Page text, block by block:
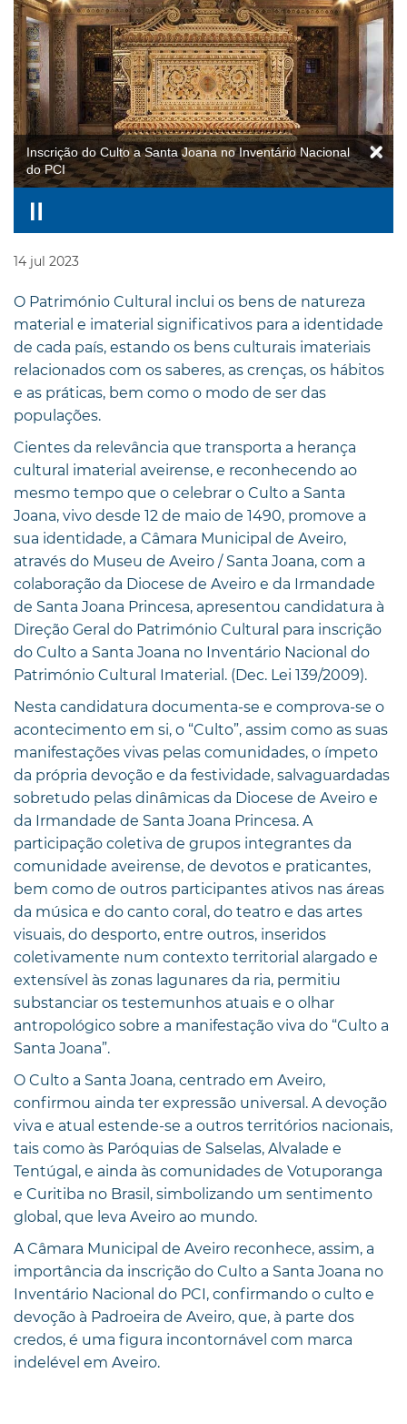
Inscrição do Culto a Santa Joana no Inventário Nacional
do PCI
14 jul 2023
O Património Cultural inclui os bens de natureza
material e imaterial significativos para a identidade
de cada país, estando os bens culturais imateriais
relacionados com os saberes, as crenças, os hábitos
e as práticas, bem como o modo de ser das
populações.
Cientes da relevância que transporta a herança
cultural imaterial aveirense, e reconhecendo ao
mesmo tempo que o celebrar o Culto a Santa
Joana, vivo desde 12 de maio de 1490, promove a
sua identidade, a Câmara Municipal de Aveiro,
através do Museu de Aveiro / Santa Joana, com a
colaboração da Diocese de Aveiro e da Irmandade
de Santa Joana Princesa, apresentou candidatura à
Direção Geral do Património Cultural para inscrição
do Culto a Santa Joana no Inventário Nacional do
Património Cultural Imaterial. (Dec. Lei 139/2009).
Nesta candidatura documenta-se e comprova-se o
acontecimento em si, o “Culto”, assim como as suas
manifestações vivas pelas comunidades, o ímpeto
da própria devoção e da festividade, salvaguardadas
sobretudo pelas dinâmicas da Diocese de Aveiro e
da Irmandade de Santa Joana Princesa. A
participação coletiva de grupos integrantes da
comunidade aveirense, de devotos e praticantes,
bem como de outros participantes ativos nas áreas
da música e do canto coral, do teatro e das artes
visuais, do desporto, entre outros, inseridos
coletivamente num contexto territorial alargado e
extensível às zonas lagunares da ria, permitiu
substanciar os testemunhos atuais e o olhar
antropológico sobre a manifestação viva do “Culto a
Santa Joana”.
O Culto a Santa Joana, centrado em Aveiro,
confirmou ainda ter expressão universal. A devoção
viva e atual estende-se a outros territórios nacionais,
tais como às Paróquias de Salselas, Alvalade e
Tentúgal, e ainda às comunidades de Votuporanga
e Curitiba no Brasil, simbolizando um sentimento
global, que leva Aveiro ao mundo.
A Câmara Municipal de Aveiro reconhece, assim, a
importância da inscrição do Culto a Santa Joana no
Inventário Nacional do PCI, confirmando o culto e
devoção à Padroeira de Aveiro, que, à parte dos
credos, é uma figura incontornável com marca
indelével em Aveiro.